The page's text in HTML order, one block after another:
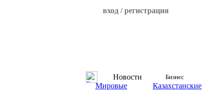
вход / регистрация
Новости Бизнес
Мировые Казахстанские